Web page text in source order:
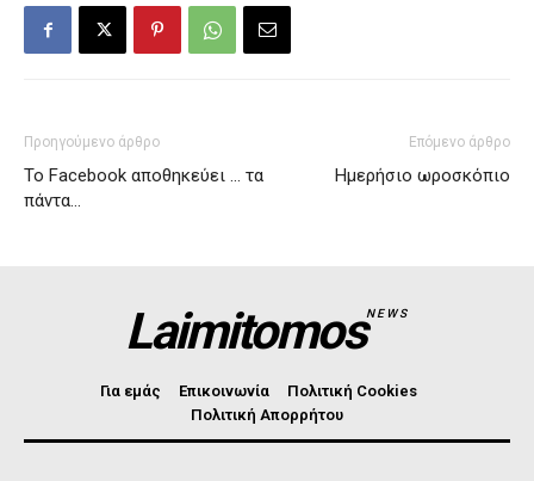
Προηγούμενο άρθρο
Το Facebook αποθηκεύει … τα
πάντα…
Επόμενο άρθρο
Ημερήσιο ωροσκόπιο
LaimitomosNEWS
Για εμάς Επικοινωνία
Πολιτική Cookies
Πολιτική Απορρήτου